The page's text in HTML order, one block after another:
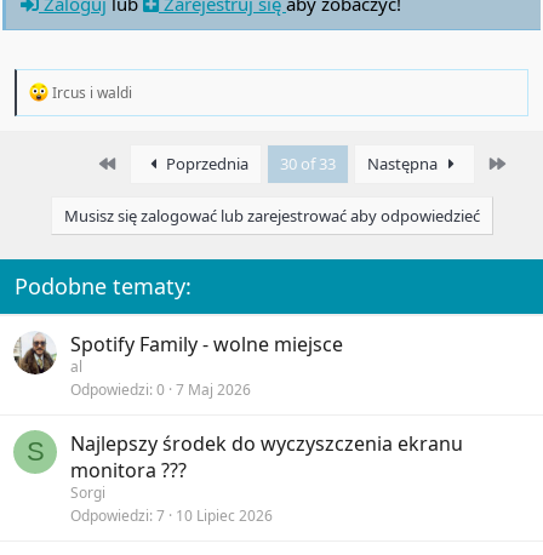
R
:
Ircus i waldi
First Poprzednia 30 of 33 Następna
Musisz się zalogować lub zarejestrować aby odpowiedzieć
Podobne tematy:
Spotify Family - wolne miejsce
al
Odpowiedzi 0 7 Maj 2026
S
Najlepszy środek do wyczyszczenia ekranu
monitora ???
Sorgi
Odpowiedzi 7 10 Lipiec 2026